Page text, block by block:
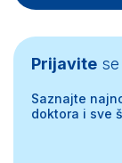
Prijavite
Saznajte
doktora i sve